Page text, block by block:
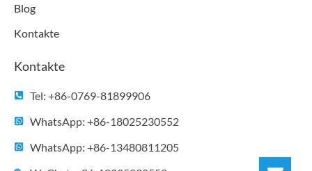
Blog
Kontakte
Kontakte
Tel: +86-0769-81899906
WhatsApp: +86-18025230552
WhatsApp: +86-13480811205